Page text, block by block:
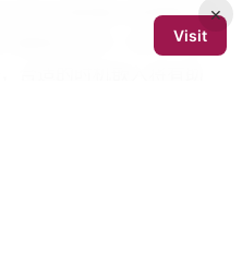
容改成更偏向视频脚本的
截图说明吗？同时，别忘
合适的时机嵌入将有助
×
Visit